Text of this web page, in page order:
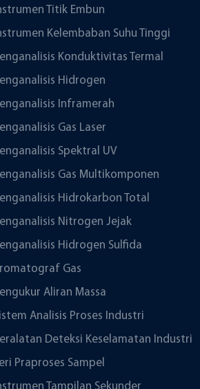
Titik Embun
Kelembaban Suhu Tinggi
Konduktivitas Termal
Hidrogen
Inframerah
Gas Laser
Spektral UV
Gas Multikomponen
Hidrokarbon Total
Nitrogen Jejak
Hidrogen Sulfida
Gas
Aliran Massa
Analisis Proses Industri
Deteksi Keselamatan Industri
Praproses Sampel
Tampilan Sekunder